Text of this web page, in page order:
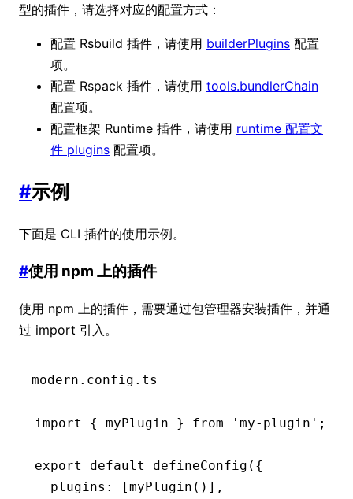
型的插件，请选择对应的配置方式：
配置 Rsbuild 插件，请使用 builderPlugins 配置
项。
配置 Rspack 插件，请使用 tools.bundlerChain
配置项。
配置框架 Runtime 插件，请使用 runtime 配置文
件 plugins 配置项。
#示例
下面是 CLI 插件的使用示例。
#使用 npm 上的插件
使用 npm 上的插件，需要通过包管理器安装插件，并通
过 import 引入。
modern.config.ts
import { myPlugin } from 'my-plugin' ;
export default defineConfig ({
  plugins
: [myPlugin ()] ,